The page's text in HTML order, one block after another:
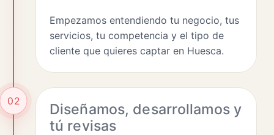
Empezamos entendiendo tu negocio, tus
servicios, tu competencia y el tipo de
cliente que quieres captar en Huesca.
02
Diseñamos, desarrollamos y
tú revisas